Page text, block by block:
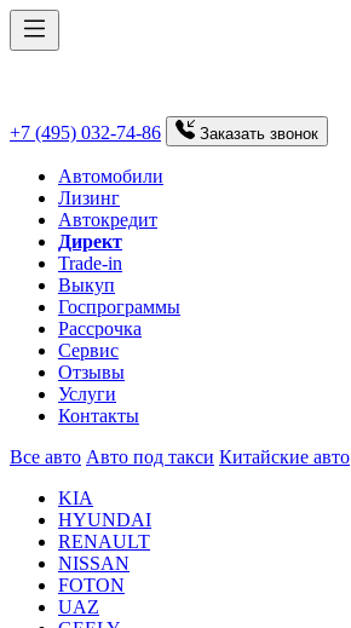
+7 (495) 032-74-86 Заказать звонок
Автомобили
Лизинг
Автокредит
Директ
Trade-in
Выкуп
Госпрограммы
Рассрочка
Сервис
Отзывы
Услуги
Контакты
Все авто Авто под такси Китайские авто
KIA
HYUNDAI
RENAULT
NISSAN
FOTON
UAZ